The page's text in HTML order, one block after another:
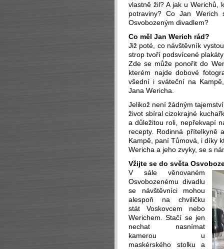
vlastně žil? A jak u Werichů,
potraviny? Co Jan
Osvobozeným divadlem?
Co měl Jan Werich rád?
Již poté, co návštěvník
strop tvoří podsvícené
Zde se může ponořit do
kterém najde dobové
všední i sváteční na
Jana Wericha.
Jelikož není žádným
život sbíral cizokrajné
a důležitou roli, nepřekvapí
recepty. Rodinná přítelkyně
Kampě, paní Tůmová, i díky
Wericha a jeho zvyky, se s
Vžijte se do světa
V sále věnovaném
Osvobozenému divadlu
se návštěvníci mohou
alespoň na chviličku
stát Voskovcem nebo
Werichem. Stačí se jen
nechat nasnímat
kamerou u
maskérského stolku a